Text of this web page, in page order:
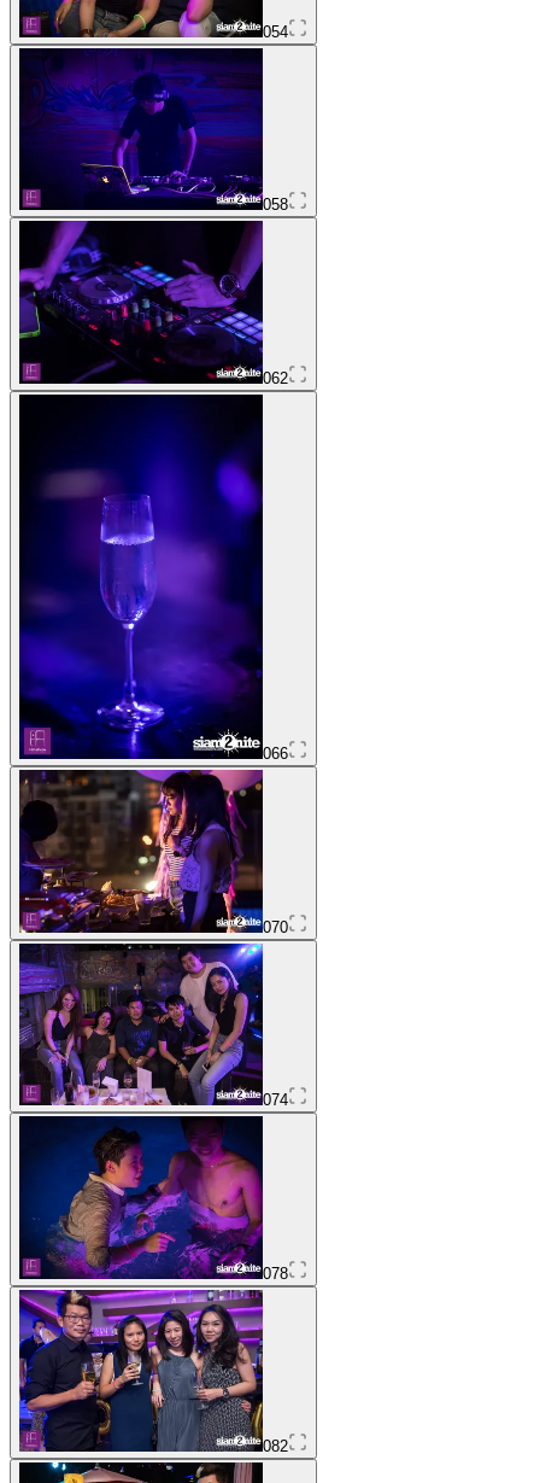
054
058
062
066
070
074
078
082